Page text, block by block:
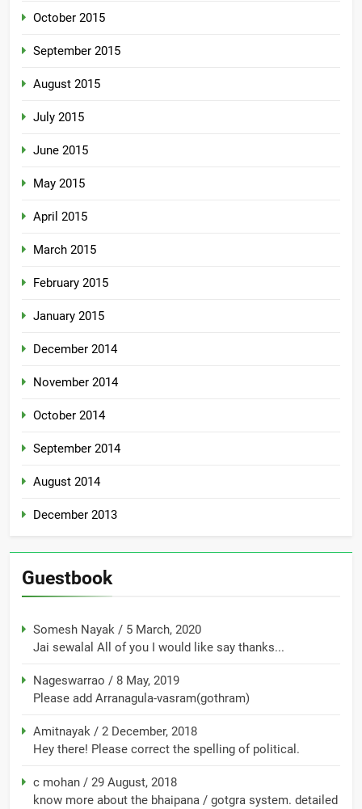
October 2015
September 2015
August 2015
July 2015
June 2015
May 2015
April 2015
March 2015
February 2015
January 2015
December 2014
November 2014
October 2014
September 2014
August 2014
December 2013
Guestbook
Somesh Nayak / 5 March, 2020
Jai sewalal All of you I would like say thanks...
Nageswarrao / 8 May, 2019
Please add Arranagula-vasram(gothram)
Amitnayak / 2 December, 2018
Hey there! Please correct the spelling of political.
c mohan / 29 August, 2018
know more about the bhaipana / gotgra system. detailed